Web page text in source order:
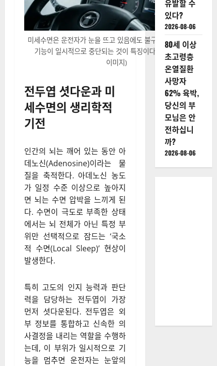
미세수면은 운전자가 눈을 뜨고 있음에도 불구하고 뇌의 전두엽
기능이 일시적으로 중단되는 것이 특징이다. (사진=AI 생성
이미지)
전두엽 셧다운과 미
세수면의 생리학적
기전
인간의 뇌는 깨어 있는 동안 아
데노신(Adenosine)이라는 물
질을 축적한다. 아데노신 농도
가 일정 수준 이상으로 높아지
면 뇌는 수면 압박을 느끼게 된
다. 수면이 극도로 부족한 상태
에서는 뇌 전체가 아닌 특정 부
위만 선택적으로 잠드는 ‘국소
적 수면(Local Sleep)’ 현상이
발생한다.
특히 고도의 인지 능력과 판단
력을 담당하는 전두엽이 가장
먼저 셧다운된다. 전두엽은 외
부 정보를 통합하고 신속한 의
사결정을 내리는 역할을 수행하
는데, 이 부위가 일시적으로 기
능을 멈추면 운전자는 눈앞의
유발할 수
있다?
2026-08-06
80세 이상
초고령층
온열질환
사망자
62% 육박,
당신의 부
모님은 안
전하십니
까?
2026-08-06